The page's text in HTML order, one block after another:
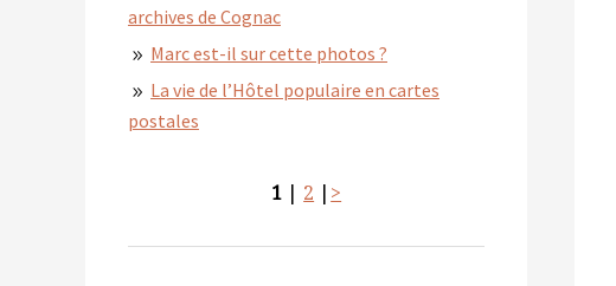
archives de Cognac
Marc est-il sur cette photos ?
La vie de l’Hôtel populaire en cartes
postales
1 | 2 | >